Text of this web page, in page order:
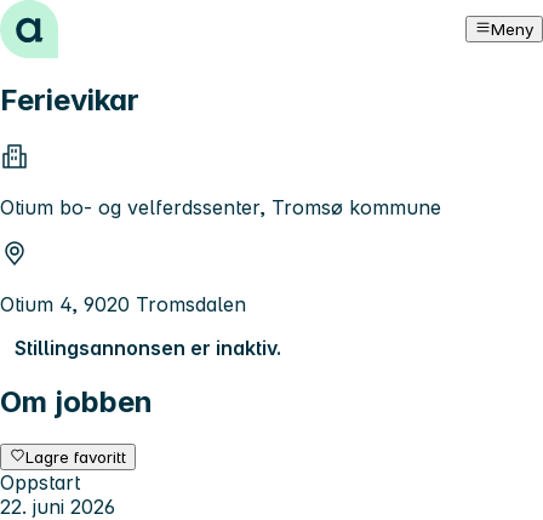
Hopp til innhold Meny
Ferievikar
Otium bo- og velferdssenter, Tromsø kommune
Otium 4, 9020 Tromsdalen
Stillingsannonsen er inaktiv.
Om jobben
Lagre favoritt
Oppstart
22. juni 2026